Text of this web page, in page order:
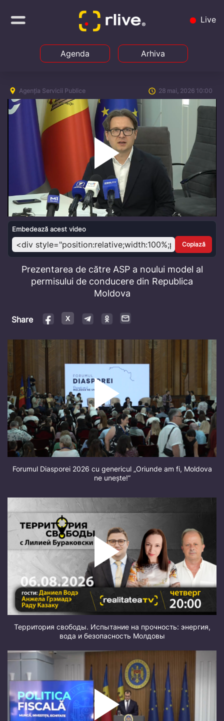
Live
Agenda Arhiva
Agenția Servicii Publice 28 mai, 2026 10:00
Play
Video
Embedează acest video
Copiază
Prezentarea de către ASP a noului model al
permisului de conducere din Republica
Moldova
Share
Forumul Diasporei 2026 cu genericul „Oriunde am fi, Moldova
ne unește!”
Территория свободы. Испытание на прочность: энергия,
вода и безопасность Молдовы